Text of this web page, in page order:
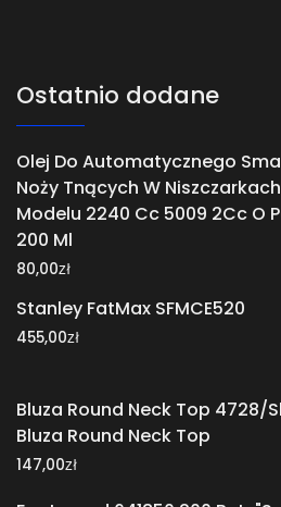
Ostatnio dodane
Olej Do Automatycznego
Noży Tnących W
Modelu 2240 Cc 5009 2Cc O
200 Ml
80,00zł
Stanley FatMax SFMCE520
455,00zł
Bluza Round Neck Top 4728/
Bluza Round Neck Top
147,00zł